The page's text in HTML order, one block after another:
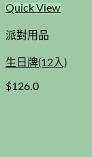
Quick View
派對用品
生日牌(12入)
$126.0